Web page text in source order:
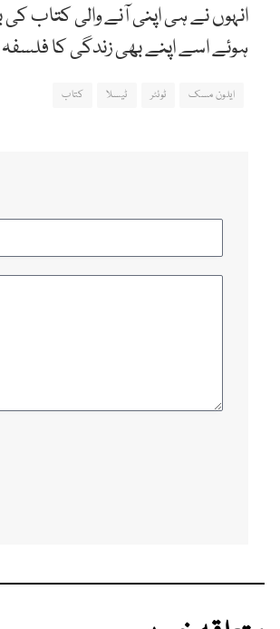
انہوں نے ہی اپنی آنے والی
ہوئے اسے اپنے بھی زندگی کا فلسفہ
ایلون مسک ٹوئٹر ٹیسلا کتاب